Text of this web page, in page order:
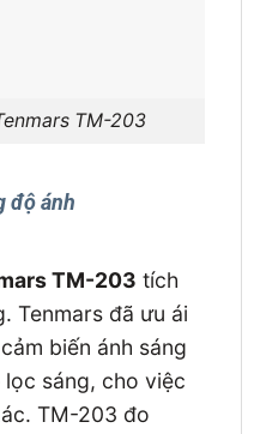
TM-203
độ ánh
TM-203 tích
Tenmars đã ưu ái
biến ánh sáng
sáng, cho việc
TM-203 đo